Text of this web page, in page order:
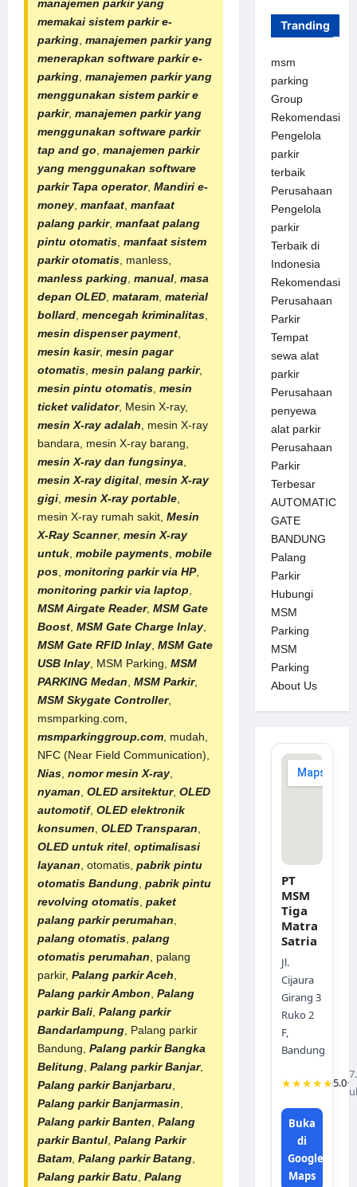
manajemen parkir yang
memakai sistem parkir e-
parking manajemen parkir yang
menerapkan software parkir e-
parking manajemen parkir yang
menggunakan sistem parkir e
parkir, manajemen parkir yang
menggunakan software parkir
tap and go manajemen parkir
yang menggunakan software
parkir Tapa operator, Mandiri e-
money manfaat manfaat
palang parkir, manfaat palang
pintu otomatis manfaat sistem
parkir otomatis , manless,
manless parking manual masa
depan OLED mataram material
bollard mencegah kriminalitas
mesin dispenser payment
mesin kasir, mesin pagar
otomatis mesin palang parkir,
mesin pintu otomatis mesin
ticket validator, Mesin X-ray,
mesin X-ray adalah , mesin X-ray
bandara, mesin X-ray barang,
mesin X-ray dan fungsinya
mesin X-ray digital mesin X-ray
gigi mesin X-ray portable
mesin X-ray rumah sakit, Mesin
X-Ray Scanner, mesin X-ray
untuk mobile payments mobile
pos monitoring parkir via HP,
monitoring parkir via laptop
MSM Airgate Reader, MSM Gate
Boost MSM Gate Charge Inlay
MSM Gate RFID Inlay MSM Gate
USB Inlay MSM Parking MSM
PARKING Medan MSM Parkir,
MSM Skygate Controller,
msmparking.com,
msmparkinggroup.com , mudah,
NFC (Near Field Communication),
Nias nomor mesin X-ray
nyaman OLED arsitektur, OLED
automotif, OLED elektronik
konsumen OLED Transparan
OLED untuk ritel optimalisasi
layanan , otomatis, pabrik pintu
otomatis Bandung pabrik pintu
revolving otomatis paket
palang parkir perumahan
palang otomatis palang
otomatis perumahan , palang
parkir, Palang parkir Aceh
Palang parkir Ambon Palang
parkir Bali Palang parkir
Bandarlampung , Palang parkir
Bandung, Palang parkir Bangka
Belitung Palang parkir Banjar,
Palang parkir Banjarbaru
Palang parkir Banjarmasin
Palang parkir Banten Palang
parkir Bantul Palang Parkir
Batam Palang parkir Batang
Palang parkir Batu Palang
Tranding
msm
parking
Group
Rekomendasi
Pengelola
parkir
terbaik
Perusahaan
Pengelola
parkir
Terbaik di
Indonesia
Rekomendasi
Perusahaan
Parkir
Tempat
sewa alat
parkir
Perusahaan
penyewa
alat parkir
Perusahaan
Parkir
Terbesar
AUTOMATIC
GATE
BANDUNG
Palang
Parkir
Hubungi
MSM
Parking
MSM
Parking
About Us
PT
MSM
Tiga
Matra
Satria
Jl.
Cijaura
Girang 3
Ruko 2
F,
Bandung
★★★★★5.0·
Buka
di
Google
Maps